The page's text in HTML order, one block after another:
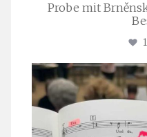
Probe mit